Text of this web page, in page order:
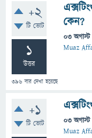
+2
টি ভোট
1
উত্তর
396 বার দেখা হয়েছে
কেন?
03
Muaz
+1
টি ভোট 03
Muaz